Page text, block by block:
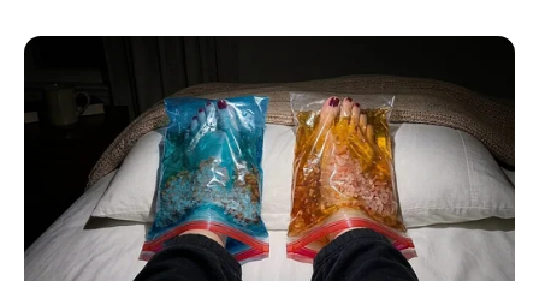
11:33 / 06 Avqust 2026 KRİMİNAL
Azərbaycanda dəhşət:Mağaza sahibi
müştərini ürəyindən bıçaqladı